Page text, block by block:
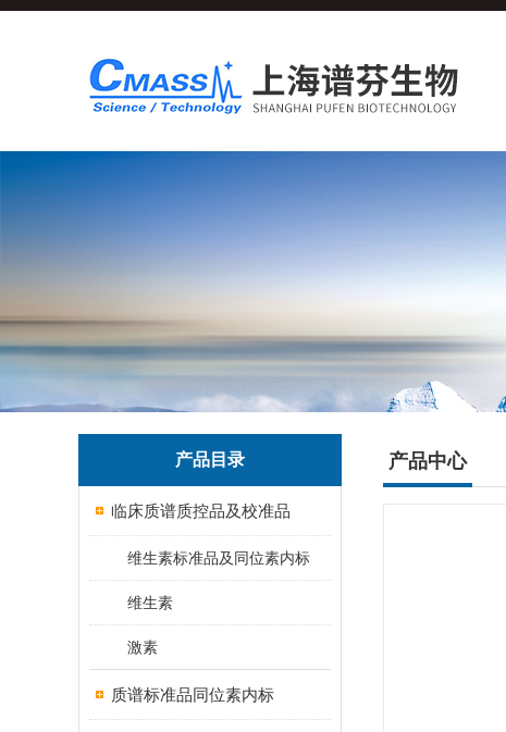
产品目录
临床质谱质控品及校准品
维生素标准品及同位素内标
维生素
激素
质谱标准品同位素内标
产品中心